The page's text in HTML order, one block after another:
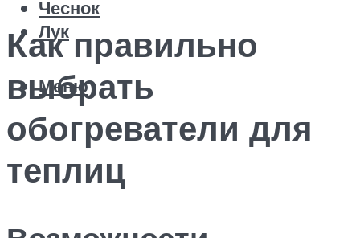
Чеснок
Лук
Меню
Как правильно
выбрать
обогреватели для
теплиц